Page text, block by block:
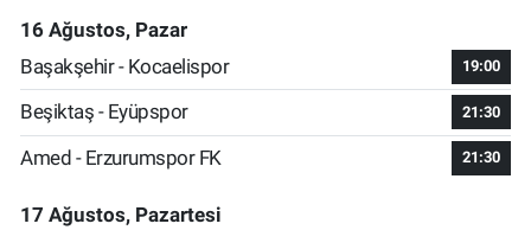
16 Ağustos, Pazar
Başakşehir - Kocaelispor
19:00
Beşiktaş - Eyüpspor 21:30
Amed - Erzurumspor FK 21:30
17 Ağustos, Pazartesi